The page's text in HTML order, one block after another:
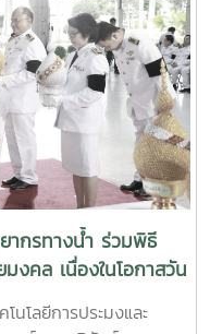
that respond to
from
experience.
high-value
another
prepares students
to professional
fisheries and
production
and business
of commercial
“Microorganisms
was delivered by
of the
His
of beneficial
health, enhance
costs, and
aquaculture
Faculty's
student
professional
of research
opportunities for
serving as
expertise into the
farms,
sector, and
and hands-on
current industry
in a warm,
reflecting
their alma mater
ทศ ได้แก่ มหาวิทยาลัยแม่
(MVI) ประเทศ
Forestry College
ในพื้นที่นำร่องทั้งสอง
มของชุมชน
นองค์ความรู้ท้องถิ่นกับ
ลากหลายทางชีวภาพ และ
เปลี่ยนแปลงของป่าบุ่งป่า
ยากรธรรมชาติที่มีความ
งผลการดำเนินงานจะนำ
ศัยของสัตว์น้ำ และการ
ากรทางน้ำ ร่วมพิธี
งคล เนื่องในโอกาสวัน
พระเจ้าอยู่หัว
and Aquatic
โลยีการประมงและ